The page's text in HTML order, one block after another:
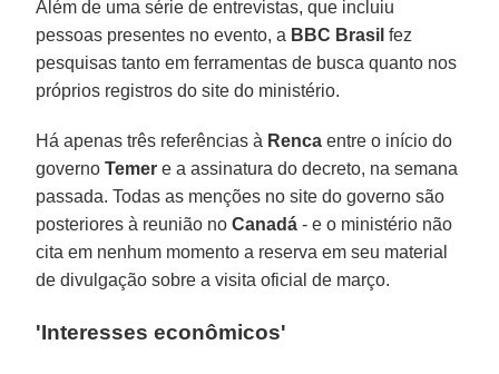
Além de uma série de entrevistas, que incluiu
pessoas presentes no evento, a BBC Brasil fez
pesquisas tanto em ferramentas de busca quanto nos
próprios registros do site do ministério.
Há apenas três referências à Renca entre o início do
governoTemer e a assinatura do decreto, na semana
passada. Todas as menções no site do governo são
posteriores à reunião noCanadá - e o ministério não
cita em nenhum momento a reserva em seu material
de divulgação sobre a visita oficial de março.
'Interesses econômicos'